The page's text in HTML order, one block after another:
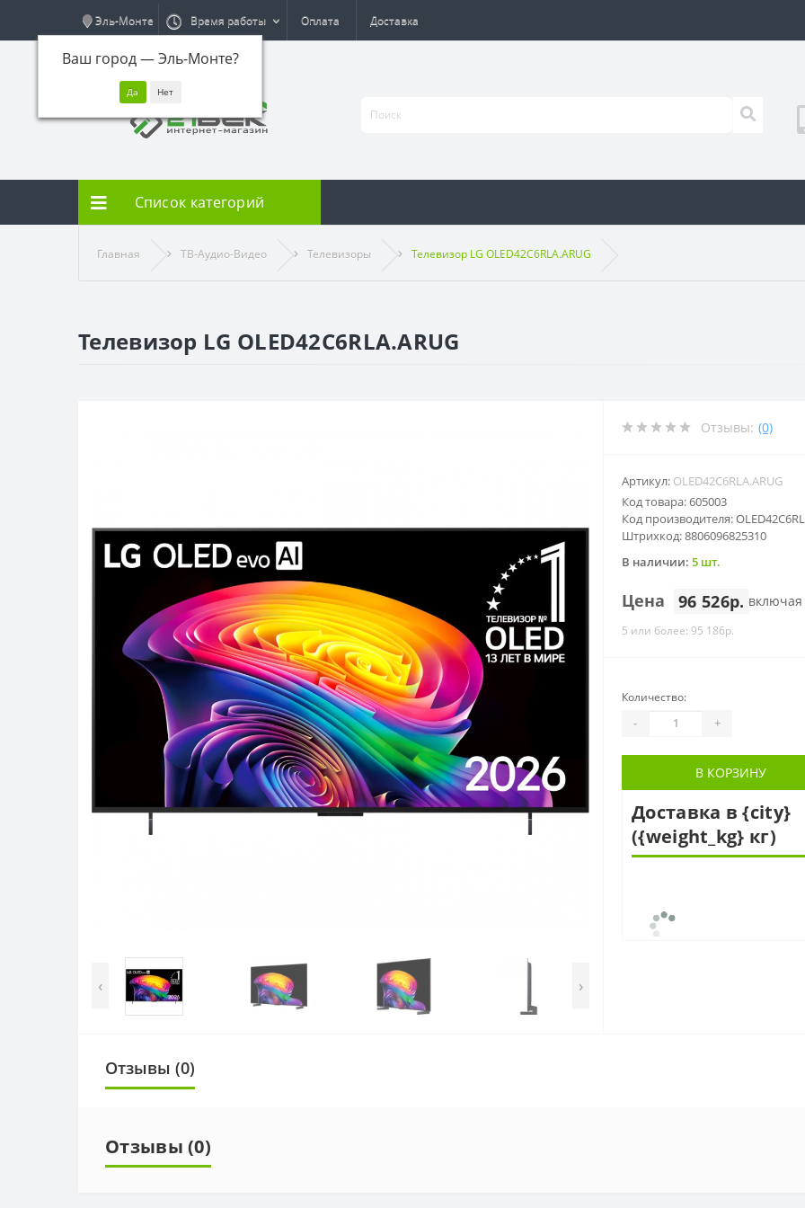
Эль-Монте
Ваш город —Эль-Монте?
Время работы Оплата Доставка
Список категорий
Главная ТВ-Аудио-Видео Телевизоры Телевизор LG OLED42C6RLA.ARUG
Телевизор LG OLED42C6RLA.ARUG
‹ ›
Отзывы: (0)
Артикул: OLED42C6RLA.ARUG
Код товара: 605003
Код производителя:
Штрихкод: 8806096825310
В наличии: 5 шт.
Цена 96 526р.
5 или более: 95 186р.
Количество:
- +
В КОРЗИНУ
Доставка в {city}
({weight_kg} кг)
Отзывы (0)
Отзывы (0)